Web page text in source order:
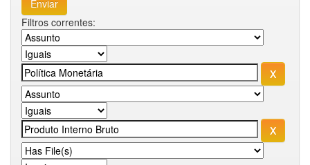
Filtros correntes: